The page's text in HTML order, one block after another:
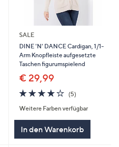
SALE
DINE 'N' DANCE Cardigan, 1/1-
Arm Knopfleiste aufgesetzte
Taschen figurumspielend
€ 29,99
4.0
von
5
(5)5
Weitere Farben verfügbar
In den Warenkorb